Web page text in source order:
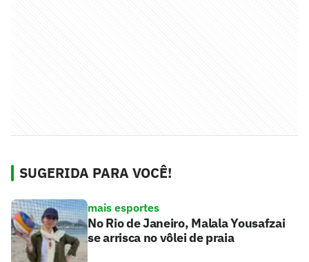
SUGERIDA PARA VOCÊ!
mais esportes
No Rio de Janeiro, Malala Yousafzai
se arrisca no vôlei de praia